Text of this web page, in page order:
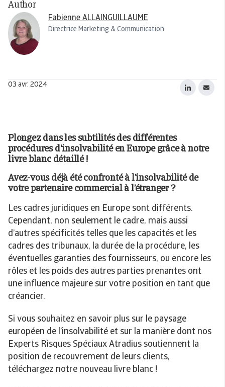
Author
Fabienne ALLAINGUILLAUME
Directrice Marketing & Communication
03 avr. 2024
Plongez dans les subtilités des différentes
procédures d'insolvabilité en Europe grâce à notre
livre blanc détaillé !
Avez-vous déjà été confronté à l’insolvabilité de
votre partenaire commercial à l’étranger ?
Les cadres juridiques en Europe sont différents.
Cependant, non seulement le cadre, mais aussi
d’autres spécificités telles que les capacités et les
cadres des tribunaux, la durée de la procédure, les
éventuelles garanties des fournisseurs, ou encore les
rôles et les poids des autres parties prenantes ont
une influence majeure sur votre position en tant que
créancier.
Si vous souhaitez en savoir plus sur le paysage
européen de l’insolvabilité et sur la manière dont nos
Experts Risques Spéciaux Atradius soutiennent la
position de recouvrement de leurs clients,
téléchargez notre nouveau livre blanc !